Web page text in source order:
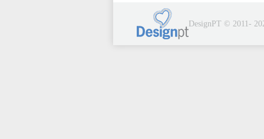
DesignPT © 2011-